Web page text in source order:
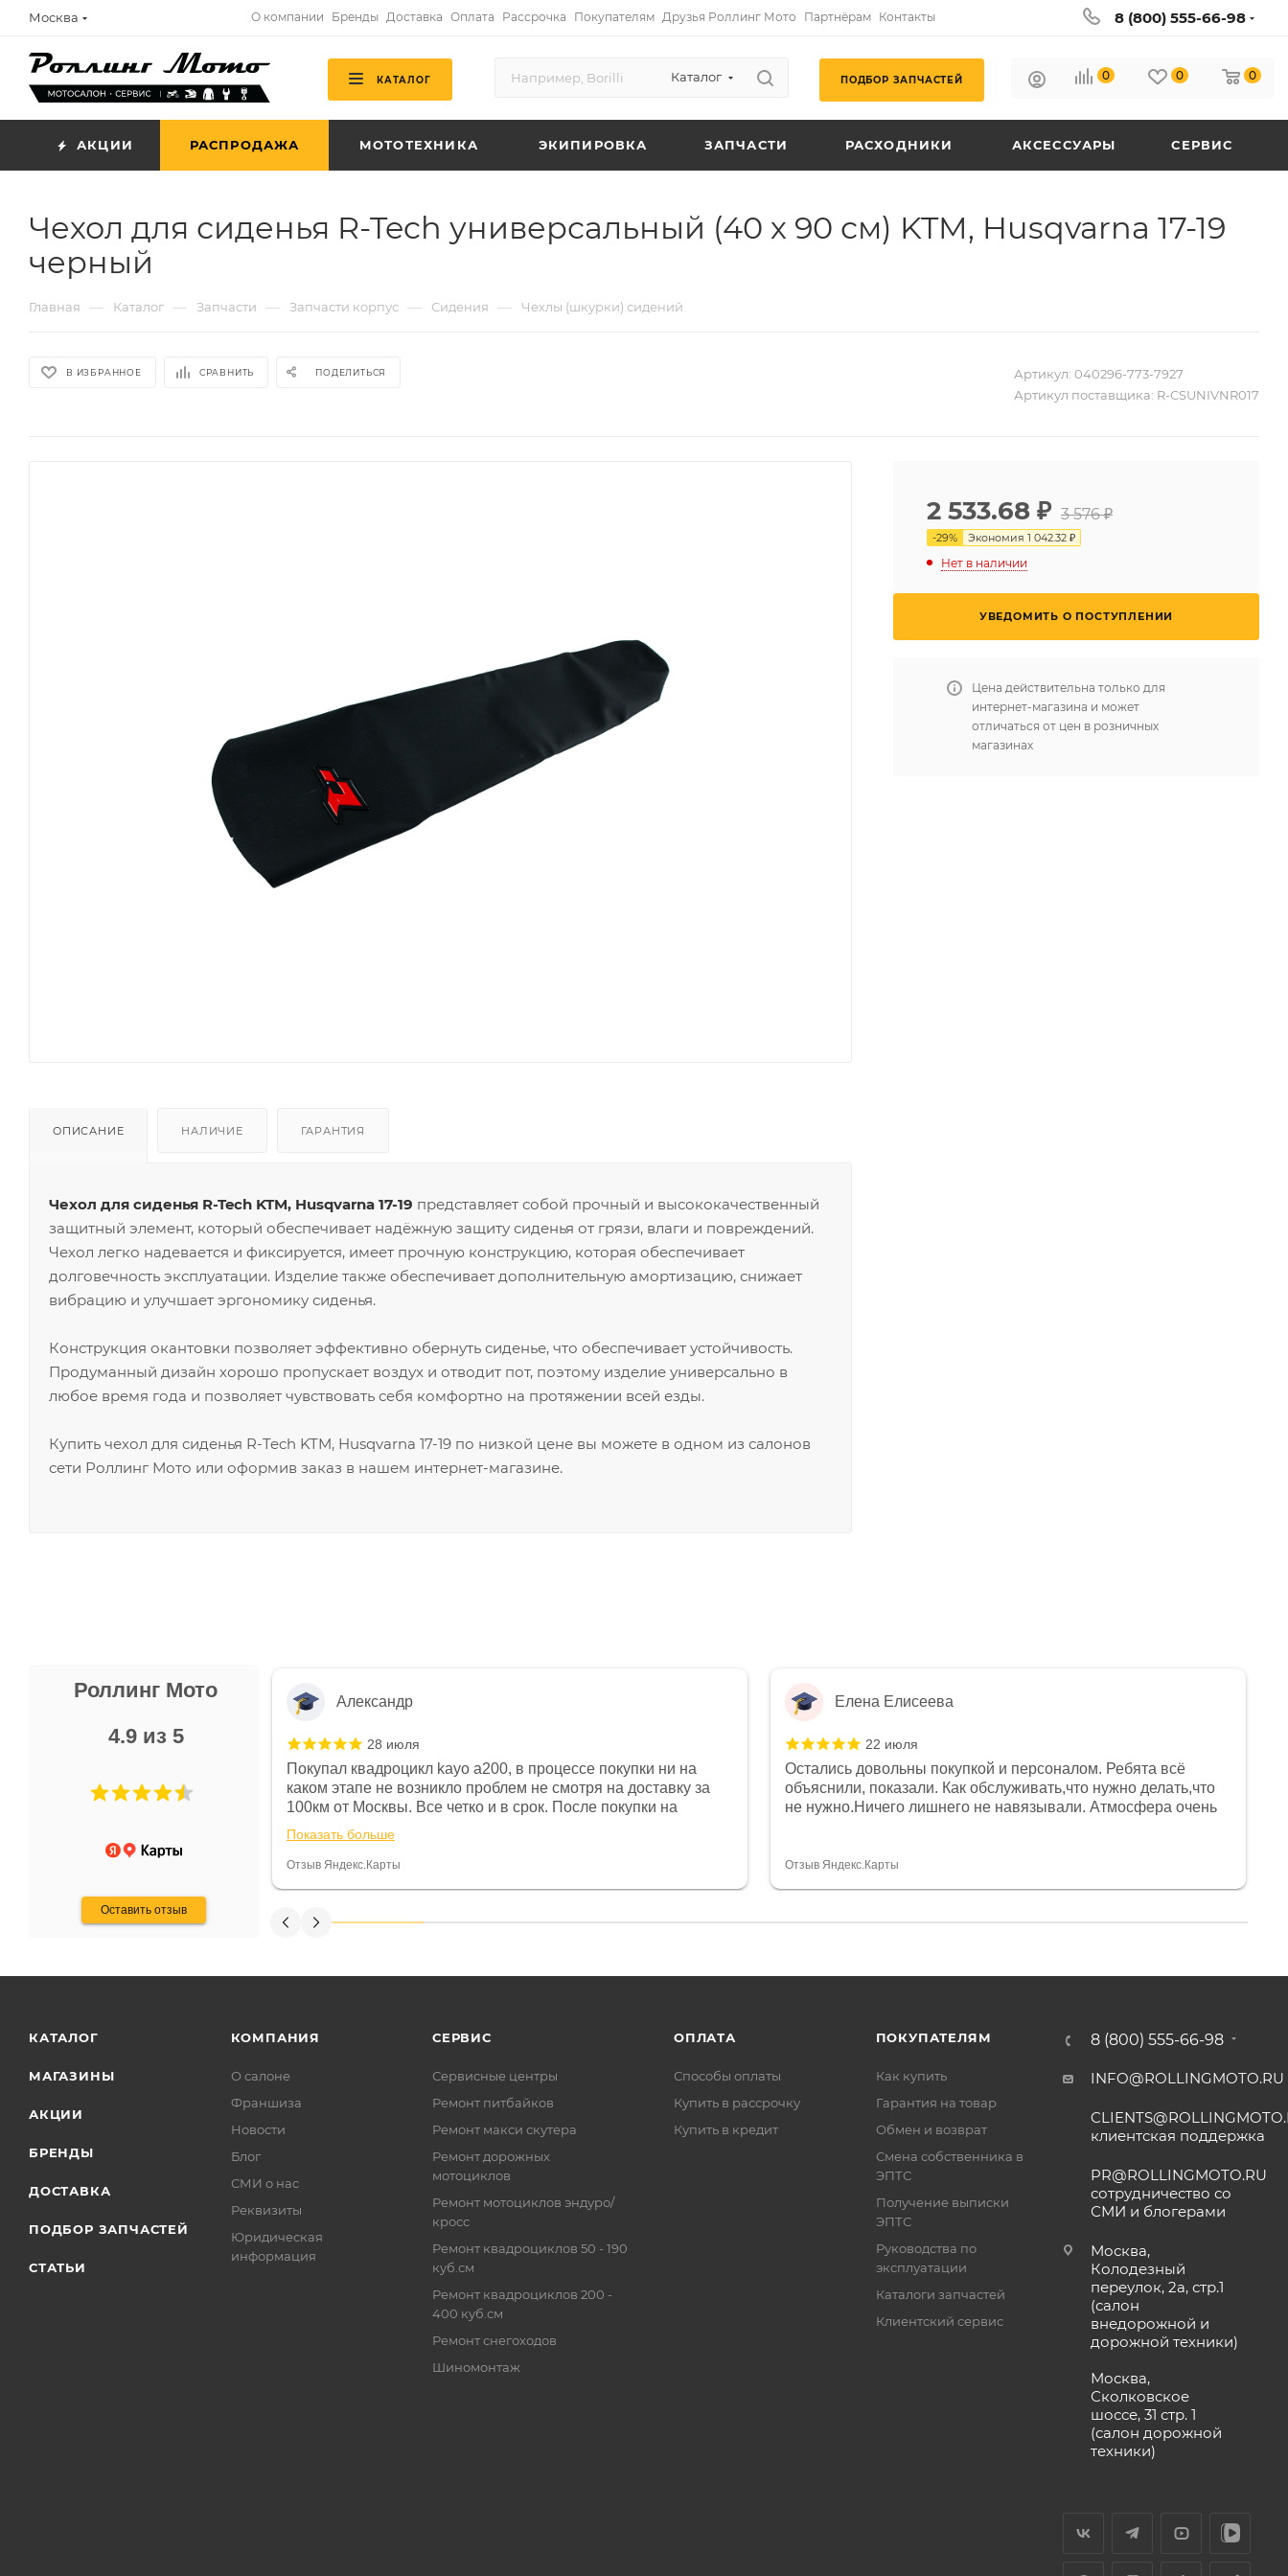
Москва О компании Бренды Доставка Оплата Рассрочка Покупателям Друзья Роллинг Мото Партнёрам Контакты 8 (800) 555-66-98
КАТАЛОГ Каталог ПОДБОР ЗАПЧАСТЕЙ 0 0 0
АКЦИИ РАСПРОДАЖА МОТОТЕХНИКА ЭКИПИРОВКА ЗАПЧАСТИ РАСХОДНИКИ АКСЕССУАРЫ СЕРВИС
Чехол для сиденья R-Tech универсальный (40 х 90 см) KTM, Husqvarna 17-19
черный
Главная — Каталог — Запчасти — Запчасти корпус — Сидения — Чехлы (шкурки) сидений
В ИЗБРАННОЕ СРАВНИТЬ ПОДЕЛИТЬСЯ Артикул: 040296-773-7927
Артикул поставщика: R-CSUNIVNR017
ОПИСАНИЕ НАЛИЧИЕ ГАРАНТИЯ
Чехол для сиденья R-Tech KTM, Husqvarna 17-19 представляет собой прочный и высококачественный
защитный элемент, который обеспечивает надёжную защиту сиденья от грязи, влаги и повреждений.
Чехол легко надевается и фиксируется, имеет прочную конструкцию, которая обеспечивает
долговечность эксплуатации. Изделие также обеспечивает дополнительную амортизацию, снижает
вибрацию и улучшает эргономику сиденья.
Конструкция окантовки позволяет эффективно обернуть сиденье, что обеспечивает устойчивость.
Продуманный дизайн хорошо пропускает воздух и отводит пот, поэтому изделие универсально в
любое время года и позволяет чувствовать себя комфортно на протяжении всей езды.
Купить чехол для сиденья R-Tech KTM, Husqvarna 17-19 по низкой цене вы можете в одном из салонов
сети Роллинг Мото или оформив заказ в нашем интернет-магазине.
2 533.68 ₽ 3 576 ₽
-29% Экономия 1 042.32 ₽
Нет в наличии
УВЕДОМИТЬ О ПОСТУПЛЕНИИ
Цена действительна только для
интернет-магазина и может
отличаться от цен в розничных
магазинах
Роллинг Мото
4.9 из 5
Оставить отзыв
Не понравились условия
и дают только на год)
Александр
28 июля
Покупал квадроцикл kayo a200, в процессе покупки ни на
каком этапе не возникло проблем не смотря на доставку за
100км от Москвы. Все четко и в срок. После покупки на
спидометре всегда был 0, при этом представители магазина
постоянно были на связи и в итоге проблема была решена.
Считаю, что это говорит о небезразличии к клиенту после
Показать больше
Отзыв Яндекс.Карты
Елена Елисеева
22 июля
Остались довольны покупкой и персоналом. Ребята всё
объяснили, показали. Как обслуживать,что нужно делать,что
не нужно.Ничего лишнего не навязывали. Атмосфера очень
огромное спасибо Дмитрию, за клиентоориентированность и
Отзыв Яндекс.Карты
КАТАЛОГ
МАГАЗИНЫ
АКЦИИ
БРЕНДЫ
ДОСТАВКА
ПОДБОР ЗАПЧАСТЕЙ
СТАТЬИ
КОМПАНИЯ
О салоне
Франшиза
Новости
Блог
СМИ о нас
Реквизиты
Юридическая
информация
СЕРВИС
Сервисные центры
Ремонт питбайков
Ремонт макси скутера
Ремонт дорожных
мотоциклов
Ремонт мотоциклов эндуро/
кросс
Ремонт квадроциклов 50 - 190
куб.см
Ремонт квадроциклов 200 -
400 куб.см
Ремонт снегоходов
Шиномонтаж
ОПЛАТА
Способы оплаты
Купить в рассрочку
Купить в кредит
ПОКУПАТЕЛЯМ
Как купить
Гарантия на товар
Обмен и возврат
Смена собственника в
ЭПТС
Получение выписки
ЭПТС
Руководства по
эксплуатации
Каталоги запчастей
Клиентский сервис
8 (800) 555-66-98
INFO@ROLLINGMOTO.RU
клиентская поддержка
PR@ROLLINGMOTO.RU
сотрудничество со
СМИ и блогерами
Москва,
Колодезный
переулок, 2а, стр.1
(салон
внедорожной и
дорожной техники)
Москва,
Сколковское
шоссе, 31 стр. 1
(салон дорожной
техники)